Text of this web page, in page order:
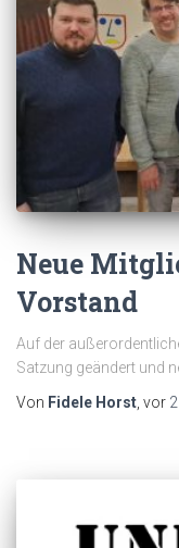
Neue
Vorstand
Auf der
Satzung geändert und
Von Fidele Horst, vor